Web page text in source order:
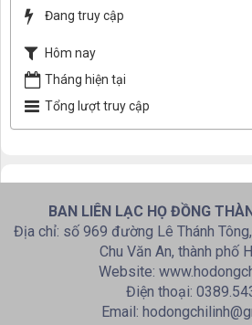
Đang truy cập
Hôm nay
Tháng hiện tại
Tổng lượt truy cập
BAN LIÊN LẠC HỌ ĐỒNG
Địa chỉ: số 969 đường Lê Thánh
Chu Văn An, thành phố
Website:
Điện thoại:
Email: